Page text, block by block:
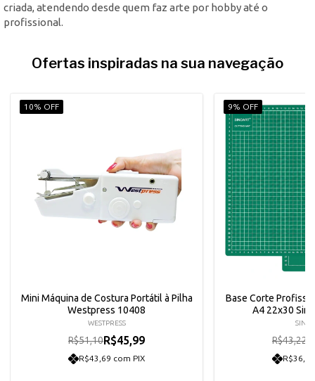
criada, atendendo desde quem faz arte por hobby até o
profissional.
Ofertas inspiradas na sua navegação
10% OFF
Mini Máquina de Costura Portátil à Pilha
Westpress 10408
WESTPRESS
R$51,10R$45,99
R$43,69 com PIX
9% OFF
Base Corte
A4 22x30
R$43,22